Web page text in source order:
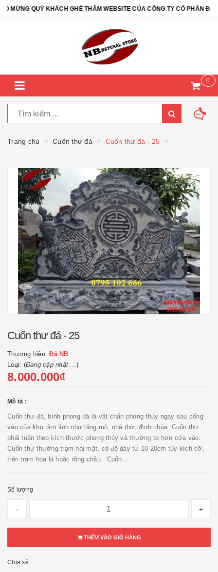
QUÝ KHÁCH GHÉ THĂM WEBSITE CỦA CÔNG TY CỔ PHẦN ĐÁ
0
Trang chủ Cuốn thư đá Cuốn thư đá - 25
Cuốn thư đá - 25
Thương hiệu:Đá NB
Loại: (Đang cập nhật ...)
8.000.000₫
Mô tả :
Cuốn thư đá, bình phong đá là vật chấn phong thủy ngay sau cổng
vào của khu tâm linh như lăng mộ, nhà thờ, đình chùa. Cuốn thư
phải tuân theo kích thước phong thủy và thường to hơn cửa vào.
Cuốn thư thường trạm hai mặt, có độ dày từ 10-20cm tùy kích cỡ,
trên trạm hoa lá hoặc rồng chầu. Cuốn...
Số lượng
- +
THÊM VÀO GIỎ HÀNG
Chia sẻ: